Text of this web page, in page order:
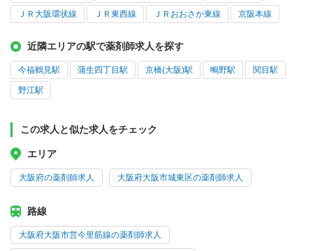
ＪＲ大阪環状線 ＪＲ東西線 ＪＲおおさか東線 京阪本線
近隣エリアの駅で薬剤師求人を探す
今福鶴見駅 蒲生四丁目駅 京橋(大阪)駅 鴫野駅 関目駅
野江駅
この求人と似た求人をチェック
エリア
大阪府の薬剤師求人 大阪府大阪市城東区の薬剤師求人
路線
大阪府大阪市営今里筋線の薬剤師求人